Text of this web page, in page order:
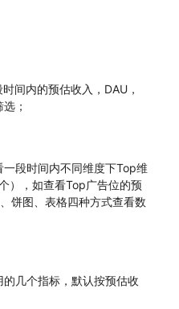
间内的预估收入，DAU，
；
段时间内不同维度下Top维
），如查看Top广告位的预
饼图、表格四种方式查看数
几个指标，默认按预估收